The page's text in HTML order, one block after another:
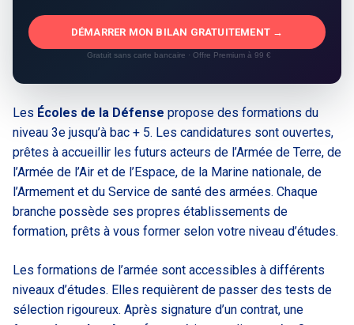
DÉMARRER MON BILAN GRATUITEMENT →
Gratuit sans carte bancaire · Offre Premium à 99 €
Les Écoles de la Défense propose des formations du
niveau 3e jusqu’à bac + 5. Les candidatures sont ouvertes,
prêtes à accueillir les futurs acteurs de l’Armée de Terre, de
l’Armée de l’Air et de l’Espace, de la Marine nationale, de
l’Armement et du Service de santé des armées. Chaque
branche possède ses propres établissements de
formation, prêts à vous former selon votre niveau d’études.
Les formations de l’armée sont accessibles à différents
niveaux d’études. Elles requièrent de passer des tests de
sélection rigoureux. Après signature d’un contrat, une